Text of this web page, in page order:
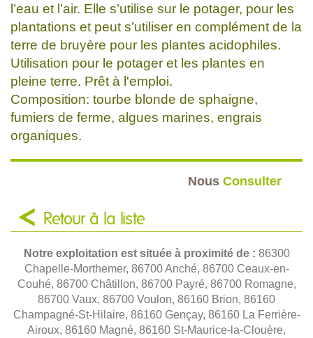
l’eau et l’air. Elle s’utilise sur le potager, pour les
plantations et peut s’utiliser en complément de la
terre de bruyère pour les plantes acidophiles.
Utilisation pour le potager et les plantes en
pleine terre. Prêt à l'emploi.
Composition: tourbe blonde de sphaigne,
fumiers de ferme, algues marines, engrais
organiques.
Nous Consulter
Retour à la liste
Notre exploitation est située à proximité de : 86300
Chapelle-Morthemer, 86700 Anché, 86700 Ceaux-en-
Couhé, 86700 Châtillon, 86700 Payré, 86700 Romagne,
86700 Vaux, 86700 Voulon, 86160 Brion, 86160
Champagné-St-Hilaire, 86160 Gençay, 86160 La Ferrière-
Airoux, 86160 Magné, 86160 St-Maurice-la-Clouère,